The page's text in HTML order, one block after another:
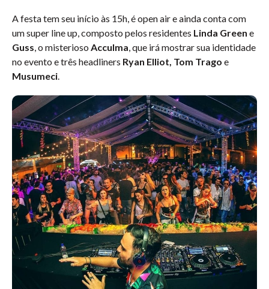
A festa tem seu início às 15h, é open air e ainda conta com
um super line up, composto pelos residentes Linda Green e
Guss, o misterioso Acculma, que irá mostrar sua identidade
no evento e três headliners Ryan Elliot, Tom Trago e
Musumeci.